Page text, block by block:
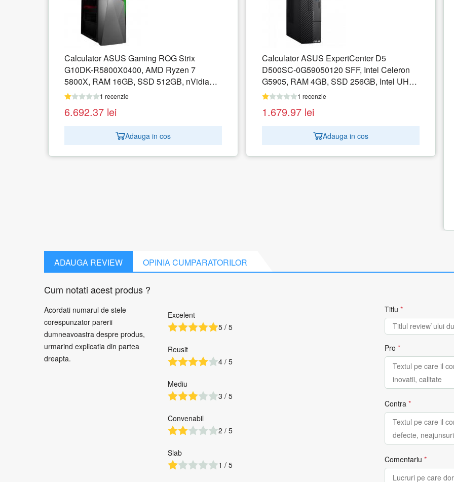
Calculator ASUS ExpertCenter D5
D500SC-0G59050120 SFF, Intel Celeron
G5905, RAM 4GB, SSD 256GB, Intel UHD
Graphics 610, No OS
1 recenzie
1.679.97
Adauga in cos
ASUS D700MC-511500039R Intel Core i5-
11500 16GB 128GB M.2 NVMe PCIe 3.0
SSD Intel UHD W10P 2Y Black
ADAUGA REVIEW OPINIA CUMPARATORILOR
Cum notati acest produs ?
Acordati numarul de stele
corespunzator parerii
dumneavoastra despre produs,
urmarind explicatia din partea
dreapta.
Excelent
5 / 5
Reusit
4 / 5
Mediu
3 / 5
Convenabil
2 / 5
Slab
1 / 5
Titlu *
Pro *
Contra *
Comentariu *